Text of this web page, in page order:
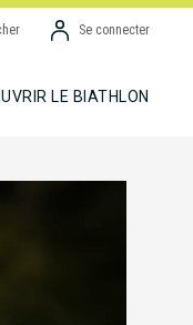
Se connecter
LE BIATHLON